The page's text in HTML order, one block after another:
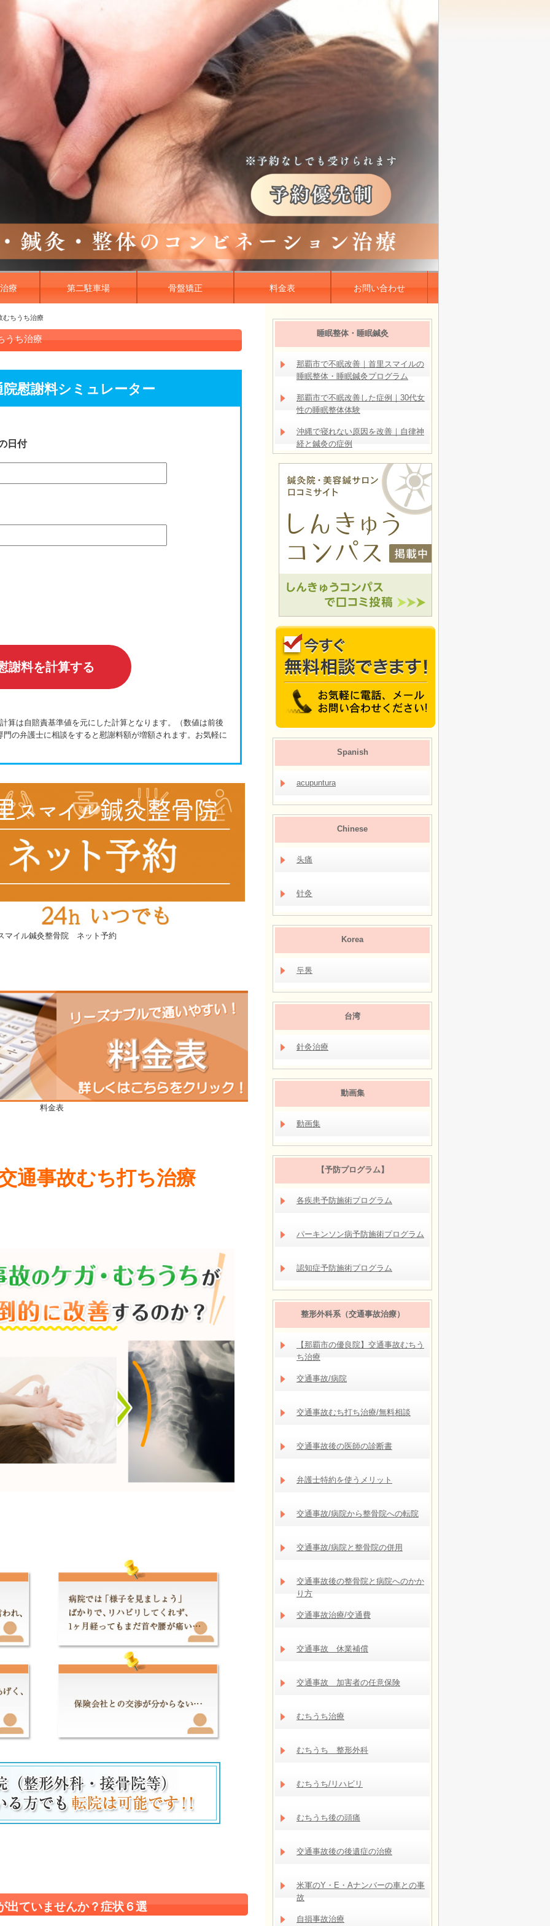
療 第二駐車場 骨盤矯正 料金表 お問い合わせ
むちうち治療
うち治療
院慰謝料シミュレーター
日付
謝料を計算する
算は自賠責基準値を元にした計算となります。（数値は前後
の弁護士に相談をすると慰謝料額が増額されます。お気軽に
マイル鍼灸整骨院 ネット予約
料金表
通事故むち打ち治療
出ていませんか？症状６選
睡眠整体・睡眠鍼灸
那覇市で不眠改善｜首里スマイルの
睡眠整体・睡眠鍼灸プログラム
那覇市で不眠改善した症例｜30代女
性の睡眠整体体験
沖縄で寝れない原因を改善｜自律神
経と鍼灸の症例
Spanish
acupuntura
Chinese
头痛
针灸
Korea
두통
台湾
針灸治療
動画集
動画集
【予防プログラム】
各疾患予防施術プログラム
パーキンソン病予防施術プログラム
認知症予防施術プログラム
整形外科系（交通事故治療）
【那覇市の優良院】交通事故むちう
ち治療
交通事故/病院
交通事故むち打ち治療/無料相談
交通事故後の医師の診断書
弁護士特約を使うメリット
交通事故/病院から整骨院への転院
交通事故/病院と整骨院の併用
交通事故後の整骨院と病院へのかか
り方
交通事故治療/交通費
交通事故 休業補償
交通事故 加害者の任意保険
むちうち治療
むちうち 整形外科
むちうち/リハビリ
むちうち後の頭痛
交通事故後の後遺症の治療
米軍のY・E・Aナンバーの車との事
故
自損事故治療